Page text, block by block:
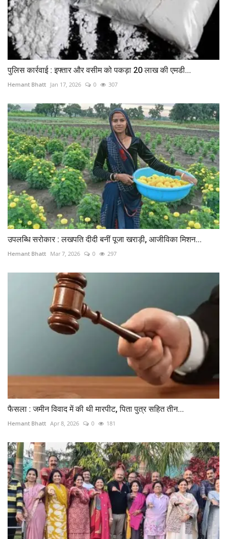
पुलिस कार्रवाई : इफ्तार और वसीम को पकड़ा 20 लाख की एमडी...
Hemant Bhatt Jan 17, 2026 0 307
उपलब्धि सरोकार : लखपति दीदी बनीं पूजा खराड़ी, आजीविका मिशन...
Hemant Bhatt Mar 7, 2026 0 297
फैसला : जमीन विवाद में की थी मारपीट, पिता पुत्र सहित तीन...
Hemant Bhatt Apr 8, 2026 0 181